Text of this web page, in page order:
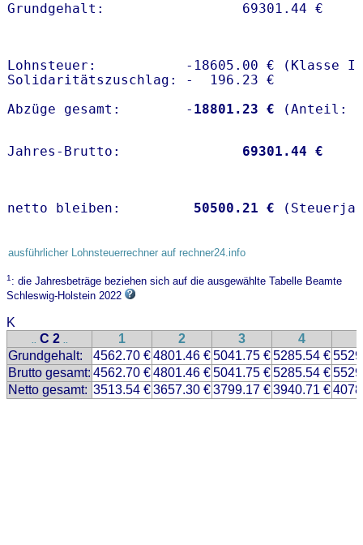
Lohnsteuer:           -18605.00 € (Klasse I)
Solidaritätszuschlag: -  196.23 €
Abzüge gesamt:        - 18801.23 €
Jahres-Brutto: 69301.44 €
netto bleiben: 50500.21 €
ausführlicher Lohnsteuerrechner auf rechner24.info
1: die Jahresbeträge beziehen sich auf die ausgewählte Tabelle Beamte
Schleswig-Holstein 2022
K
.. C 2 .. 1 2 3 4
Grundgehalt:
4562.70 €4801.46 €5041.75 €5285.54 €
Brutto gesamt: 4562.70 €4801.46 €5041.75 €5285.54 €
Netto gesamt: 3513.54 €3657.30 €3799.17 €3940.71 €